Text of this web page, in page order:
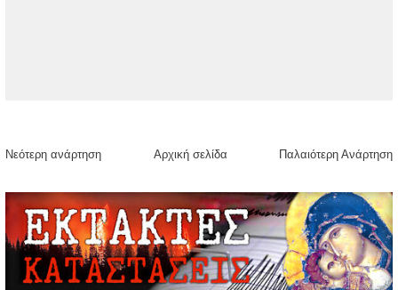
Νεότερη ανάρτηση Παλαιότερη Ανάρτηση
Αρχική σελίδα